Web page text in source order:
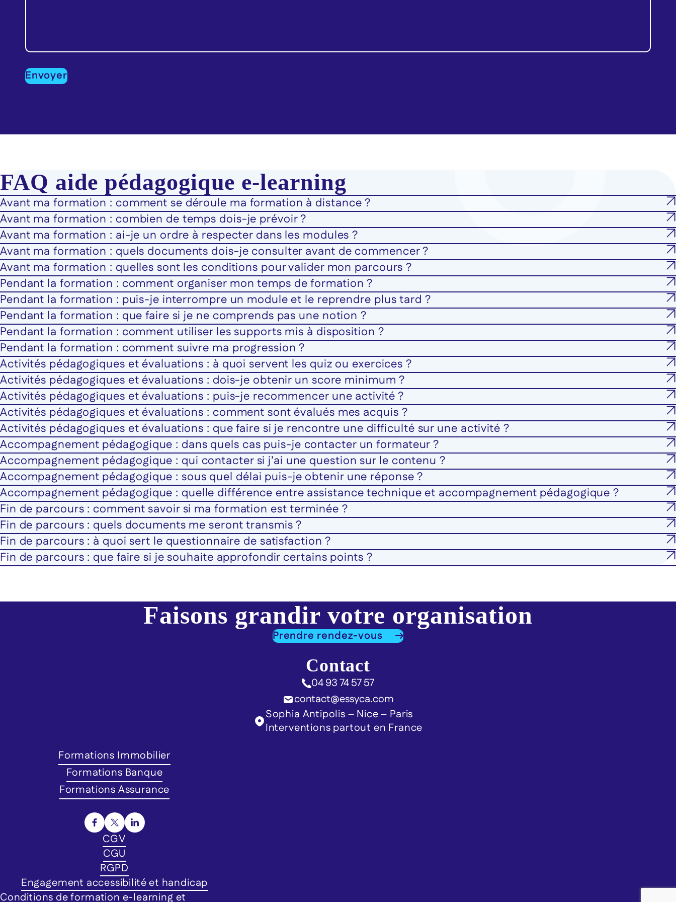
FAQ aide pédagogique e-learning
Avant ma formation : comment se déroule ma formation à distance ?
Avant ma formation : combien de temps dois-je prévoir ?
Avant ma formation : ai-je un ordre à respecter dans les modules ?
Avant ma formation : quels documents dois-je consulter avant de commencer ?
Avant ma formation : quelles sont les conditions pour valider mon parcours ?
Pendant la formation : comment organiser mon temps de formation ?
Pendant la formation : puis-je interrompre un module et le reprendre plus tard ?
Pendant la formation : que faire si je ne comprends pas une notion ?
Pendant la formation : comment utiliser les supports mis à disposition ?
Pendant la formation : comment suivre ma progression ?
Activités pédagogiques et évaluations : à quoi servent les quiz ou exercices ?
Activités pédagogiques et évaluations : dois-je obtenir un score minimum ?
Activités pédagogiques et évaluations : puis-je recommencer une activité ?
Activités pédagogiques et évaluations : comment sont évalués mes acquis ?
Activités pédagogiques et évaluations : que faire si je rencontre une difficulté sur une activité ?
Accompagnement pédagogique : dans quels cas puis-je contacter un formateur ?
Accompagnement pédagogique : qui contacter si j’ai une question sur le contenu ?
Accompagnement pédagogique : sous quel délai puis-je obtenir une réponse ?
Accompagnement pédagogique : quelle différence entre assistance technique et accompagnement pédagogique ?
Fin de parcours : comment savoir si ma formation est terminée ?
Fin de parcours : quels documents me seront transmis ?
Fin de parcours : à quoi sert le questionnaire de satisfaction ?
Fin de parcours : que faire si je souhaite approfondir certains points ?
Faisons grandir votre organisation
Prendre rendez-vous
Contact
04 93 74 57 57
contact@essyca.com
Sophia Antipolis – Nice – Paris
Interventions partout en France
Formations Immobilier
Formations Banque
Formations Assurance
CGV
CGU
RGPD
Engagement accessibilité et handicap
Conditions de formation e-learning et